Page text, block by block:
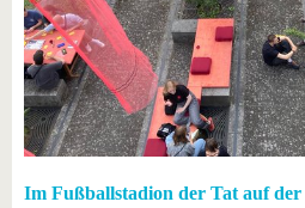
Im Fußballstadion der Tat auf